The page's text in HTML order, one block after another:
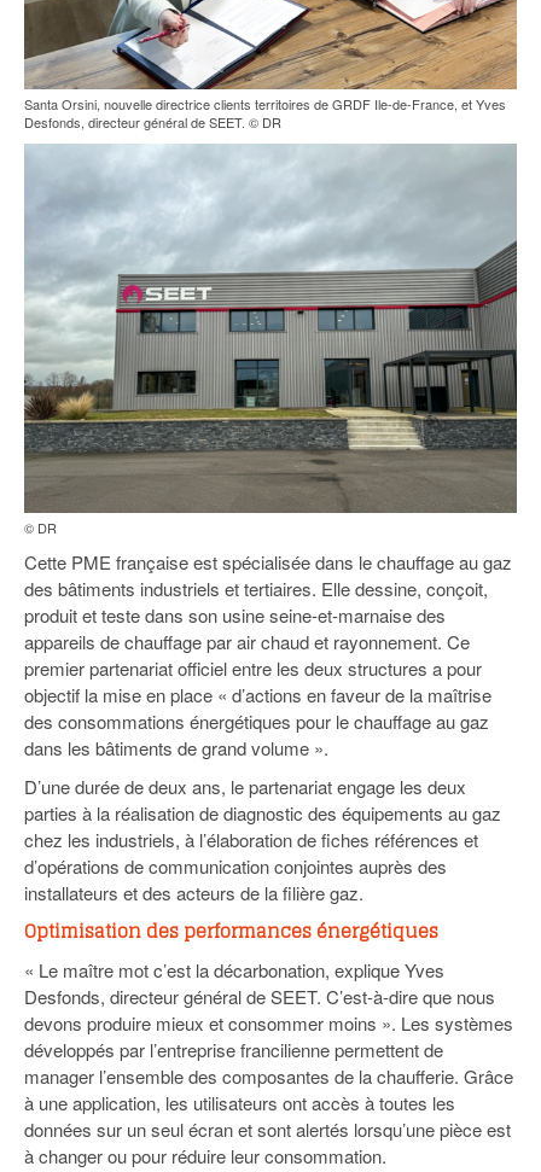
Santa Orsini, nouvelle directrice clients territoires de GRDF Ile-de-France, et Yves
Desfonds, directeur général de SEET. © DR
© DR
Cette PME française est spécialisée dans le chauffage au gaz
des bâtiments industriels et tertiaires. Elle dessine, conçoit,
produit et teste dans son usine seine-et-marnaise des
appareils de chauffage par air chaud et rayonnement. Ce
premier partenariat officiel entre les deux structures a pour
objectif la mise en place « d’actions en faveur de la maîtrise
des consommations énergétiques pour le chauffage au gaz
dans les bâtiments de grand volume ».
D’une durée de deux ans, le partenariat engage les deux
parties à la réalisation de diagnostic des équipements au gaz
chez les industriels, à l’élaboration de fiches références et
d’opérations de communication conjointes auprès des
installateurs et des acteurs de la filière gaz.
Optimisation des performances énergétiques
« Le maître mot c’est la décarbonation, explique Yves
Desfonds, directeur général de SEET. C’est-à-dire que nous
devons produire mieux et consommer moins ». Les systèmes
développés par l’entreprise francilienne permettent de
manager l’ensemble des composantes de la chaufferie. Grâce
à une application, les utilisateurs ont accès à toutes les
données sur un seul écran et sont alertés lorsqu’une pièce est
à changer ou pour réduire leur consommation.